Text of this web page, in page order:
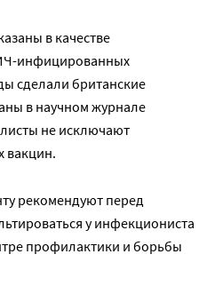
в качестве
инфицированных
сделали британские
в научном журнале
не исключают
вакцин.
рекомендуют перед
у инфекциониста
профилактики и борьбы